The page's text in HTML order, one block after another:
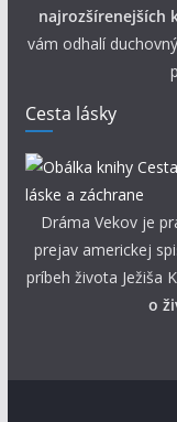
najrozšírenejších
vám odhalí
Cesta lásky
Dráma Vekov je
prejav americkej
príbeh života Ježiša
o